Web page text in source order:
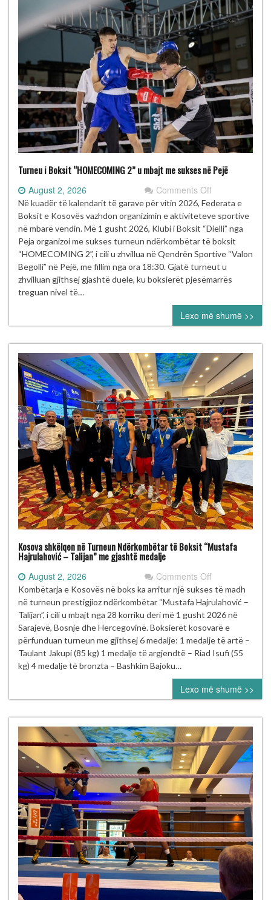
Turneu i Boksit “HOMECOMING 2” u mbajt me sukses në Pejë
August 2, 2026 Comments Offon
Turneu
i
Boksit
2”
u
mbajt
sukses
në
Pejë
Në kuadër të kalendarit të garave për vitin 2026, Federata e
Boksit e Kosovës vazhdon organizimin e aktiviteteve sportive
në mbarë vendin. Më 1 gusht 2026, Klubi i Boksit “Dielli” nga
Peja organizoi me sukses turneun ndërkombëtar të boksit
“HOMECOMING 2”, i cili u zhvillua në Qendrën Sportive “Valon
Begolli” në Pejë, me fillim nga ora 18:30. Gjatë turneut u
zhvilluan gjithsej gjashtë duele, ku boksierët pjesëmarrës
treguan nivel të…
Lexo më shumë >>
Kosova shkëlqen në Turneun Ndërkombëtar të Boksit “Mustafa
Hajrulahović – Talijan” me gjashtë medalje
August 2, 2026 Comments Offon
Kosova
shkëlqen
në
Turneun
Ndërkombëtar
të
“Mustafa
Hajrulahović
–
Talijan”
me
gjashtë
medalje
Kombëtarja e Kosovës në boks ka arritur një sukses të madh
në turneun prestigjioz ndërkombëtar “Mustafa Hajrulahović –
Talijan”, i cili u mbajt nga 28 korriku deri më 1 gusht 2026 në
Sarajevë, Bosnje dhe Hercegovinë. Boksierët kosovarë e
përfunduan turneun me gjithsej 6 medalje: 1 medalje të artë –
Taulant Jakupi (85 kg) 1 medalje të argjendtë – Riad Isufi (55
kg) 4 medalje të bronzta – Bashkim Bajoku…
Lexo më shumë >>